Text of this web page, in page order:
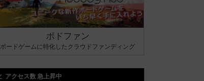
ボドファン
ボードゲームに特化したクラウドファンディング
アクセス数 急上昇中